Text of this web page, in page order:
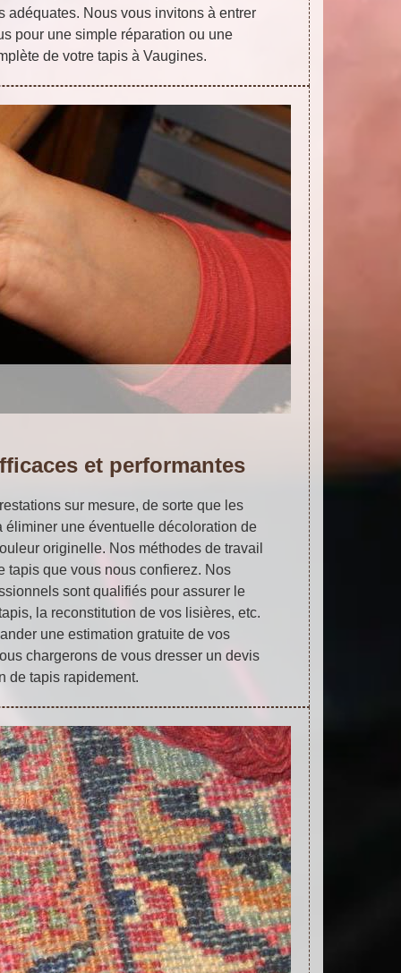
adéquates. Nous vous invitons à entrer
pour une simple réparation ou une
de votre tapis à Vaugines.
et performantes
sur mesure, de sorte que les
éliminer une éventuelle décoloration de
originelle. Nos méthodes de travail
tapis que vous nous confierez. Nos
sont qualifiés pour assurer le
la reconstitution de vos lisières, etc.
une estimation gratuite de vos
chargerons de vous dresser un devis
de tapis rapidement.